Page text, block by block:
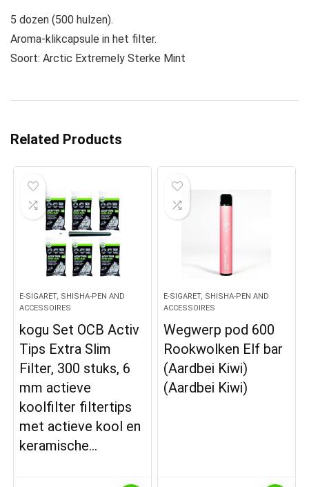
5 dozen (500 hulzen).
Aroma-klikcapsule in het filter.
Soort: Arctic Extremely Sterke Mint
Related Products
E-SIGARET, SHISHA-PEN AND
ACCESSOIRES
kogu Set OCB Activ
Tips Extra Slim
Filter, 300 stuks, 6
mm actieve
koolfilter filtertips
met actieve kool en
keramische…
E-SIGARET, SHISHA-PEN AND
ACCESSOIRES
Wegwerp pod 600
Rookwolken Elf bar
(Aardbei Kiwi)
(Aardbei Kiwi)